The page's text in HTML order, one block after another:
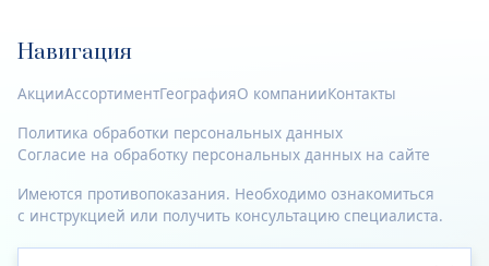
Навигация
АкцииАссортиментГеографияО компанииКонтакты
Политика обработки персональных данных
Согласие на обработку персональных данных на сайте
Имеются противопоказания. Необходимо ознакомиться
с инструкцией или получить консультацию специалиста.
© 2023—2026 Все права защищены.